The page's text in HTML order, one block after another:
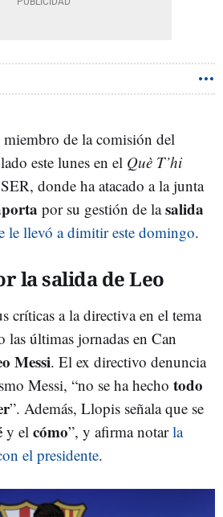
miembro de la comisión del
este lunes en el Què T’hi
donde ha atacado a la junta
por su gestión de lasalida
le llevó a dimitir este domingo.
la salida de Leo
críticas a la directiva en el tema
últimas jornadas en Can
Messi. El ex directivo denuncia
Messi, “no se ha hecho todo
”. Además, Llopis señala que se
y el cómo”, y afirma notarla
el presidente.